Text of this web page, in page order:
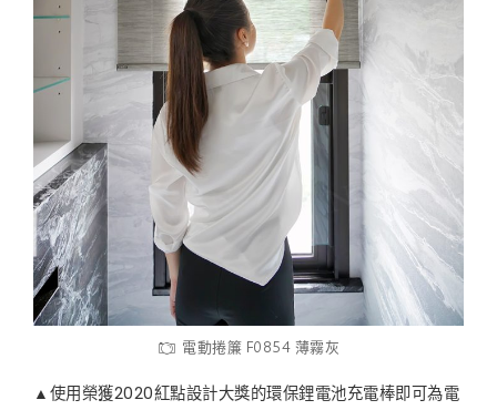
電動捲簾 F0854 薄霧灰
▲使用榮獲2020紅點設計大獎的環保鋰電池充電棒即可為電